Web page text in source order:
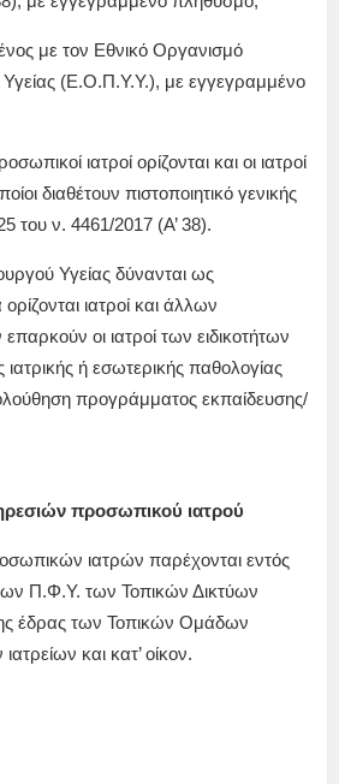
με τον Εθνικό Οργανισμό
(Ε.Ο.Π.Υ.Υ.), με εγγεγραμμένο
ιατροί ορίζονται και οι ιατροί
διαθέτουν πιστοποιητικό γενικής
του ν. 4461/2017 (Α’ 38).
Υγείας δύνανται ως
ιατροί και άλλων
οι ιατροί των ειδικοτήτων
ιατρικής ή εσωτερικής παθολογίας
προγράμματος εκπαίδευσης/
προσωπικού ιατρού
ιατρών παρέχονται εντός
Π.Φ.Υ. των Τοπικών Δικτύων
έδρας των Τοπικών Ομάδων
και κατ’ οίκον.